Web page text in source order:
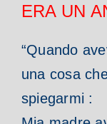
ERA UN
“Quando
una cosa
spiegarmi :